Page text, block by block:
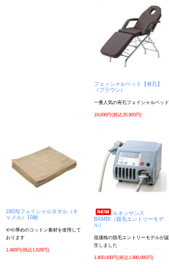
フェィシャルベッド【有孔】
（ブラウン）
一番人気の有孔フェイシャルベッド
19,000円(税込20,900円)
240匁フェイシャルタオル（キ
ャメル）10枚
やや厚めのコットン素材を使用して
おります
1,480円(税込1,628円)
ルネッサンス
BAMBI（脱毛エントリーモデ
ル）
低価格の脱毛エントリーモデルが誕
生しました
1,800,000円(税込1,980,000円)